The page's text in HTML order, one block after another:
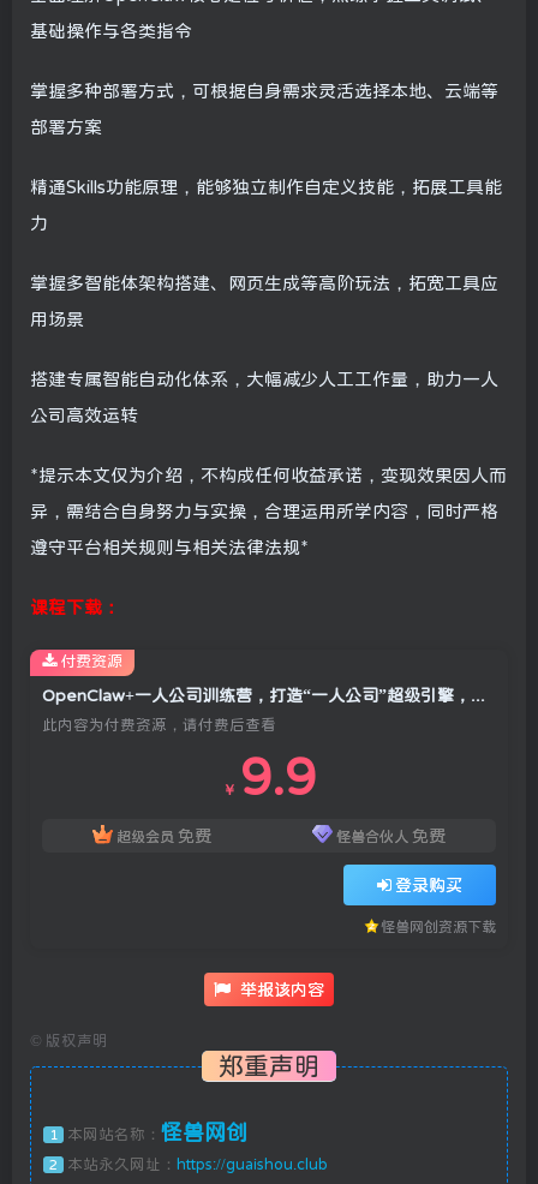
基础操作与各类指令
掌握多种部署方式，可根据自身需求灵活选择本地、云端等
部署方案
精通Skills功能原理，能够独立制作自定义技能，拓展工具能
力
掌握多智能体架构搭建、网页生成等高阶玩法，拓宽工具应
用场景
搭建专属智能自动化体系，大幅减少人工工作量，助力一人
公司高效运转
*提示本文仅为介绍，不构成任何收益承诺，变现效果因人而
异，需结合自身努力与实操，合理运用所学内容，同时严格
遵守平台相关规则与相关法律法规*
课程下载：
此内容为付费资源，请付费后查看
￥ 9.9
超级会员 免费 怪兽合伙人 免费
登录购买
怪兽网创资源下载
付费资源
举报该内容
© 版权声明
郑重声明
1 本网站名称： 怪兽网创
2 本站永久网址： https://guaishou.club